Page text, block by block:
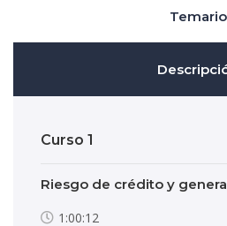
Temario
Curso 1
Riesgo de crédito y
1:00:12